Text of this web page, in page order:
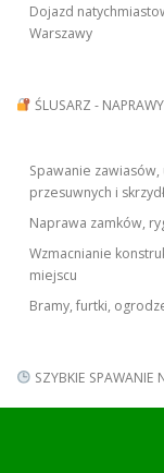
Dojazd
Warszawy
ŚLUSARZ -
Spawanie
przesuwnych i
Naprawa zamków,
Wzmacnianie
miejscu
Bramy, furtki,
SZYBKIE SPAWANIE
Przyjeżdżamy z